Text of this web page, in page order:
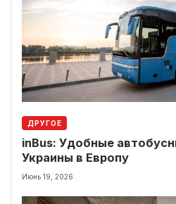
ДРУГОЕ
inBus: Удобные
Украины в Европу
Июнь 19, 2026